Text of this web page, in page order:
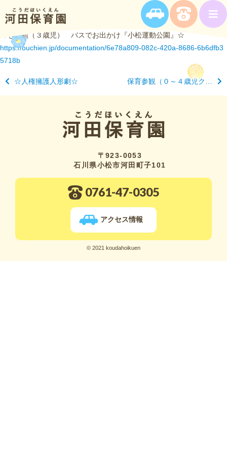
☆もも組（３歳児） バスでお出かけ『小松運動公園』☆
https://ouchien.jp/documentation/6e78a809-082c-420a-8686-6b6dfb3
5718b
☆人権擁護人形劇☆
〒923-0053
石川県小松市河田町子101
0761-47-0305
アクセス情報
© 2021 koudahoikuen